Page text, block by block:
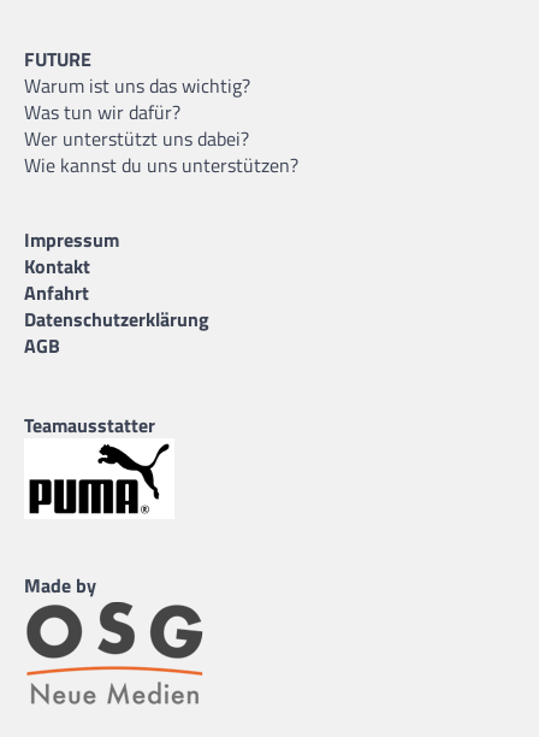
FUTURE
Warum ist uns das wichtig?
Was tun wir dafür?
Wer unterstützt uns dabei?
Wie kannst du uns unterstützen?
Impressum
Kontakt
Anfahrt
Datenschutzerklärung
AGB
Teamausstatter
Made by